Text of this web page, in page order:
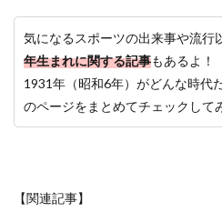
気になるスポーツの出来事や流行
年生まれに関する記事もあるよ！
1931年（昭和6年）がどんな時代
のページをまとめてチェックして
【関連記事】